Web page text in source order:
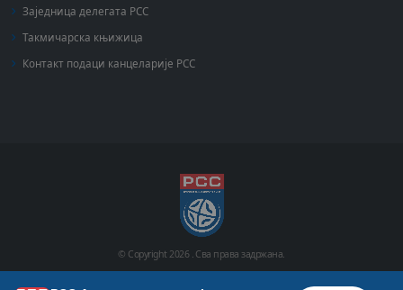
Заједница делегата РСС
Такмичарска књижица
Контакт подаци канцеларије РСС
© Copyright2026 . Сва права задржана.